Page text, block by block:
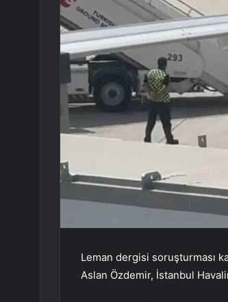
Leman dergisi soruşturması
Aslan Özdemir, İstanbul